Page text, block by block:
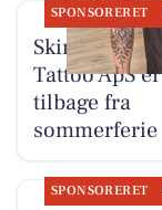
SPONSORERET
Skin & Colors
Tattoo ApS er
tilbage fra
sommerferie
SPONSORERET